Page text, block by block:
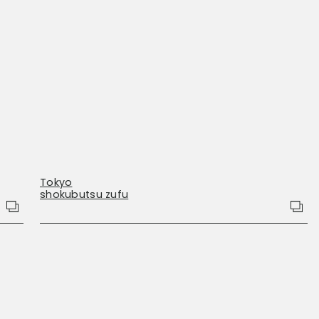
Tokyo
shokubutsu zufu